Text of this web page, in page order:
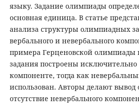
языку. Задание олимпиады
основная единица. В статье
анализа структуры олимпиадных
вербального и невербального
примера Герценовской олимпиады
задания построены
компоненте, тогда как
использован. Авторы делают вывод
отсутствие невербального